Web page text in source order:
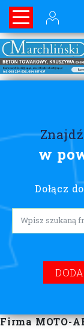
w
Dołącz do
Lorem ipsum
Firma MOTO-